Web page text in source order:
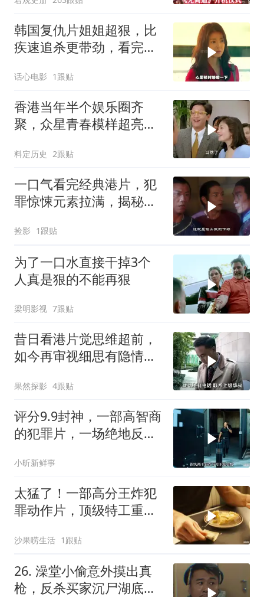
韩国复仇片姐姐超狠，比
疾速追杀更带劲，看完三
话心电影 1跟贴
香港当年半个娱乐圈齐
聚，众星青春模样超亮
料定历史 2跟贴
一口气看完经典港片，犯
罪惊悚元素拉满，揭秘刺
捡影 1跟贴
为了一口水直接干掉3个
人真是狠的不能再狠
梁明影视 7跟贴
昔日看港片觉思维超前，
如今再审视细思有隐情，
果然探影 4跟贴
评分9.9封神，一部高智商
的犯罪片，一场绝地反
小昕新鲜事
太猛了！一部高分王炸犯
罪动作片，顶级特工重出
沙果唠生活 1跟贴
26. 澡堂小偷意外摸出真
枪，反杀买家沉尸湖底，